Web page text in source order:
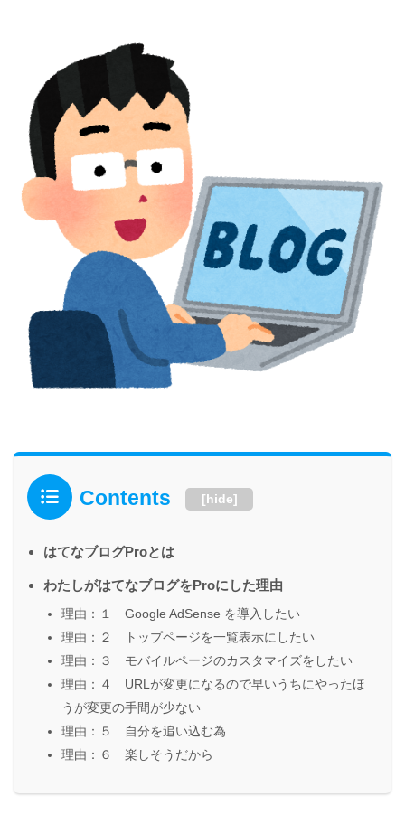
Contents [hide]
はてなブログProとは
わたしがはてなブログをProにした理由
理由：１ Google AdSense を導入したい
理由：２ トップページを一覧表示にしたい
理由：３ モバイルページのカスタマイズをしたい
理由：４ URLが変更になるので早いうちにやったほ
うが変更の手間が少ない
理由：５ 自分を追い込む為
理由：６ 楽しそうだから